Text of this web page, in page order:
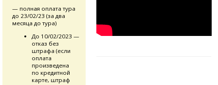
— полная оплата тура
до 23/02/23 (за два
месяца до тура)
До 10/02/2023 —
отказ без
штрафа (если
оплата
произведена
по кредитной
карте, штраф